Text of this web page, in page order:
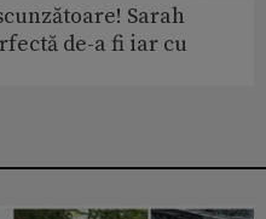
Sarah
de-a fi iar cu